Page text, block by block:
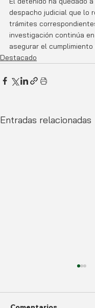
despacho judicial que lo
trámites
investigación continúa
asegurar el cumplimiento
Destacado
Entradas relacionadas